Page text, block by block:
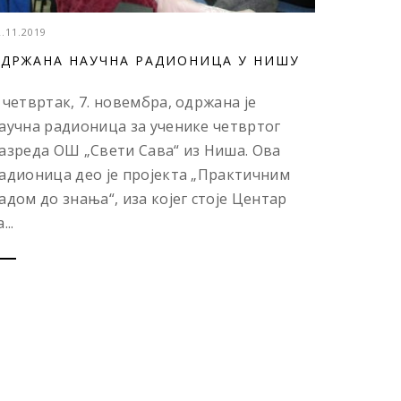
НАУЧНА РАДИОНИЦА У НИШУ
7. новембра, одржана је
радионица за ученике четвртог
ОШ „Свети Сава“ из Ниша. Ова
део је пројекта „Практичним
до знања“, иза којег стоје Центар